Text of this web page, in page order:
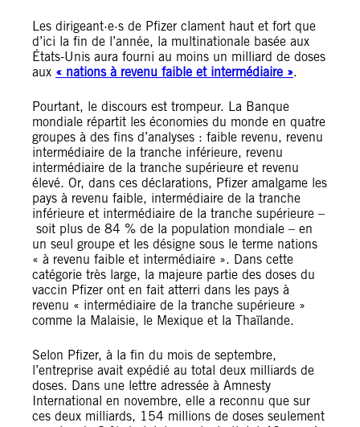
Les dirigeant·e·s de Pfizer clament haut et fort que
d’ici la fin de l’année, la multinationale basée aux
États-Unis aura fourni au moins un milliard de doses
aux « nations à revenu faible et intermédiaire ».
Pourtant, le discours est trompeur. La Banque
mondiale répartit les économies du monde en quatre
groupes à des fins d’analyses : faible revenu, revenu
intermédiaire de la tranche inférieure, revenu
intermédiaire de la tranche supérieure et revenu
élevé. Or, dans ces déclarations, Pfizer amalgame les
pays à revenu faible, intermédiaire de la tranche
inférieure et intermédiaire de la tranche supérieure –
soit plus de 84 % de la population mondiale – en
un seul groupe et les désigne sous le terme nations
« à revenu faible et intermédiaire ». Dans cette
catégorie très large, la majeure partie des doses du
vaccin Pfizer ont en fait atterri dans les pays à
revenu « intermédiaire de la tranche supérieure »
comme la Malaisie, le Mexique et la Thaïlande.
Selon Pfizer, à la fin du mois de septembre,
l’entreprise avait expédié au total deux milliards de
doses. Dans une lettre adressée à Amnesty
International en novembre, elle a reconnu que sur
ces deux milliards, 154 millions de doses seulement